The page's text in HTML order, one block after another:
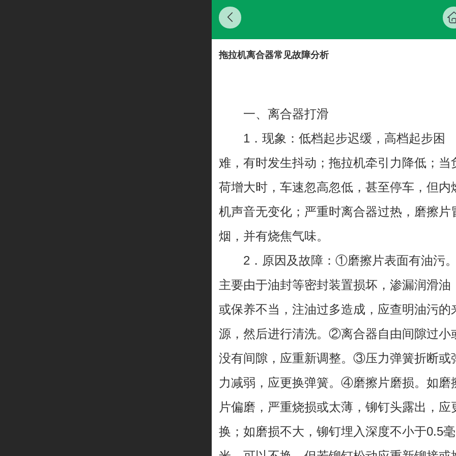
拖拉机离合器常见故障分析
一、离合器打滑
1．现象：低档起步迟缓，高档起步困
难，有时发生抖动；拖拉机牵引力降低；当
荷增大时，车速忽高忽低，甚至停车，但内
机声音无变化；严重时离合器过热，磨擦片
烟，并有烧焦气味。
2．原因及故障：①磨擦片表面有油污。
主要由于油封等密封装置损坏，渗漏润滑油
或保养不当，注油过多造成，应查明油污的
源，然后进行清洗。②离合器自由间隙过小
没有间隙，应重新调整。③压力弹簧折断或
力减弱，应更换弹簧。④磨擦片磨损。如磨
片偏磨，严重烧损或太薄，铆钉头露出，应
换；如磨损不大，铆钉埋入深度不小于0.5毫